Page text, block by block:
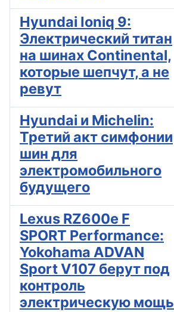
Hyundai Ioniq 9:
Электрический титан
на шинах Continental,
которые шепчут, а не
ревут
Hyundai и Michelin:
Третий акт симфонии
шин для
электромобильного
будущего
Lexus RZ600e F
SPORT Performance:
Yokohama ADVAN
Sport V107 берут под
контроль
электрическую мощь